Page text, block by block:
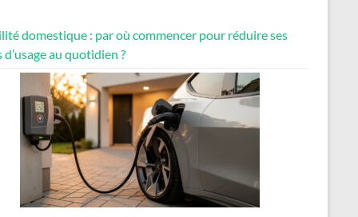
domestique : par où commencer pour réduire ses
d’usage au quotidien ?